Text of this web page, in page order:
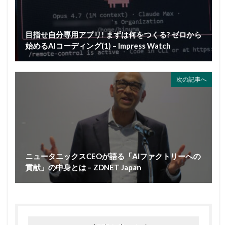
目指せ自分専用アプリ! まずは何をつくる? ゼロから
始めるAIコーディング(1) – Impress Watch
次の記事へ
ニュータニックスCEOが語る「AIファクトリーへの
貢献」の中身とは – ZDNET Japan